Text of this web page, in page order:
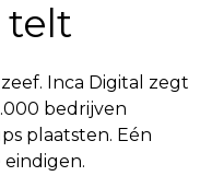
telt
Inca Digital zegt
bedrijven
plaatsten. Eén
eindigen.